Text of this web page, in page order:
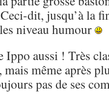
dit, jusqu’à la
niveau humour
Ippo aussi ! Très
même après
pas de ses